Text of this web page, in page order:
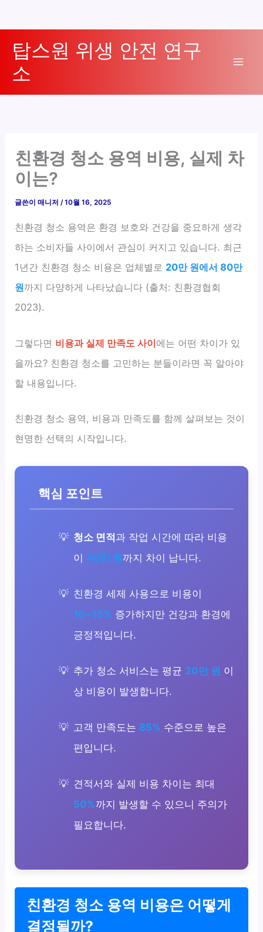
탑스원 위생 안전 연구
소
친환경 청소 용역 비용, 실제 차
이는?
글쓴이매니저/10월 16, 2025
친환경 청소 용역은 환경 보호와 건강을 중요하게 생각
하는 소비자들 사이에서 관심이 커지고 있습니다. 최근
1년간 친환경 청소 비용은 업체별로 20만 원에서 80만
원까지 다양하게 나타났습니다 (출처: 친환경협회
2023).
그렇다면 비용과 실제 만족도 사이에는 어떤 차이가 있
을까요? 친환경 청소를 고민하는 분들이라면 꼭 알아야
할 내용입니다.
친환경 청소 용역, 비용과 만족도를 함께 살펴보는 것이
현명한 선택의 시작입니다.
핵심 포인트
청소 면적과 작업 시간에 따라 비용
이 40만 원까지 차이 납니다.
친환경 세제 사용으로 비용이
10~15% 증가하지만 건강과 환경에
긍정적입니다.
추가 청소 서비스는 평균 20만 원 이
상 비용이 발생합니다.
고객 만족도는 85% 수준으로 높은
편입니다.
견적서와 실제 비용 차이는 최대
50%까지 발생할 수 있으니 주의가
필요합니다.
친환경 청소 용역 비용은 어떻게
결정될까?